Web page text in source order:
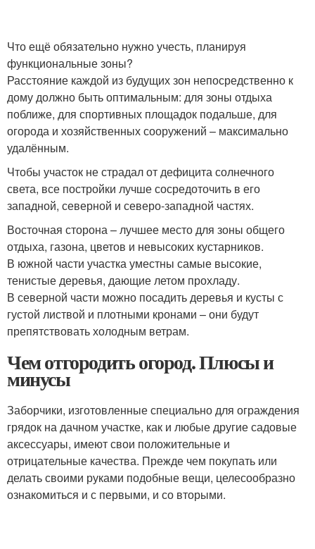
Что ещё обязательно нужно учесть, планируя
функциональные зоны?
Расстояние каждой из будущих зон непосредственно к
дому должно быть оптимальным: для зоны отдыха
поближе, для спортивных площадок подальше, для
огорода и хозяйственных сооружений – максимально
удалённым.
Чтобы участок не страдал от дефицита солнечного
света, все постройки лучше сосредоточить в его
западной, северной и северо-западной частях.
Восточная сторона – лучшее место для зоны общего
отдыха, газона, цветов и невысоких кустарников.
В южной части участка уместны самые высокие,
тенистые деревья, дающие летом прохладу.
В северной части можно посадить деревья и кусты с
густой листвой и плотными кронами – они будут
препятствовать холодным ветрам.
Чем отгородить огород. Плюсы и
минусы
Заборчики, изготовленные специально для ограждения
грядок на дачном участке, как и любые другие садовые
аксессуары, имеют свои положительные и
отрицательные качества. Прежде чем покупать или
делать своими руками подобные вещи, целесообразно
ознакомиться и с первыми, и со вторыми.